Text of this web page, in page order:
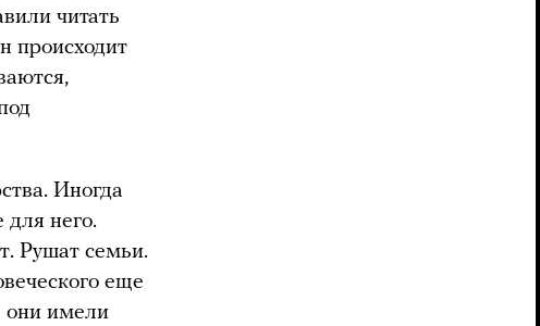
читать
происходит
Иногда
для него.
Рушат семьи.
еще
они имели